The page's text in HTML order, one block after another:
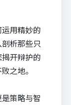
用精妙的
析那些只
开辩护的
之地。
策略与智